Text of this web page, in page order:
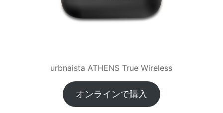
urbnaista ATHENS True Wireless
オンラインで購入